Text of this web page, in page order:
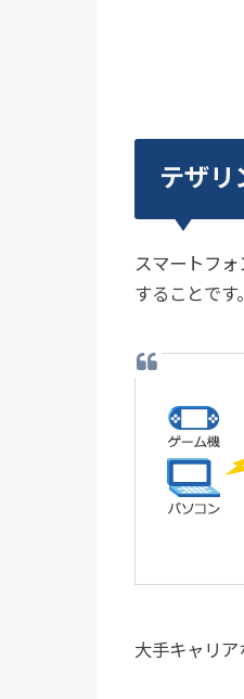
テザリ
スマートフ
することです。
大手キャリア